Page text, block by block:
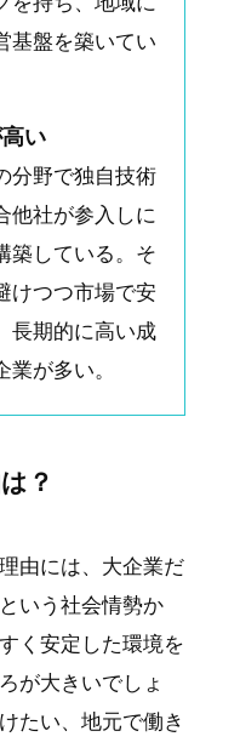
基盤を築いてい
い
分野で独自技術
他社が参入しに
築している。そ
けつつ市場で安
長期的に高い成
が多い。
？
由には、大企業だ
いう社会情勢か
く安定した環境を
が大きいでしょ
たい、地元で働き